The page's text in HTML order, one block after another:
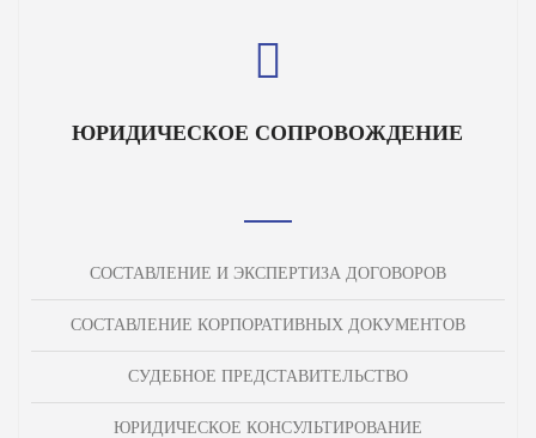
ЮРИДИЧЕСКОЕ СОПРОВОЖДЕНИЕ
СОСТАВЛЕНИЕ И ЭКСПЕРТИЗА ДОГОВОРОВ
СОСТАВЛЕНИЕ КОРПОРАТИВНЫХ ДОКУМЕНТОВ
СУДЕБНОЕ ПРЕДСТАВИТЕЛЬСТВО
ЮРИДИЧЕСКОЕ КОНСУЛЬТИРОВАНИЕ